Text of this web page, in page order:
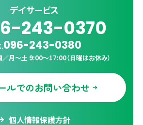
デイサービス
243-0370
096-243-0380
／月〜土 9:00〜17:00（日曜はお休み）
ルでのお問い合わせ
個人情報保護方針